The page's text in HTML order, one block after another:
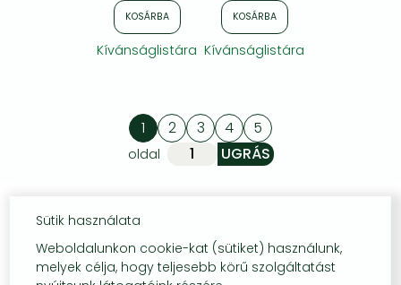
KOSÁRBA
Kívánságlistára
KOSÁRBA
Kívánságlistára
1 2 3 4 5
oldal
Sütik használata
Weboldalunkon cookie-kat (sütiket) használunk,
melyek célja, hogy teljesebb körű szolgáltatást